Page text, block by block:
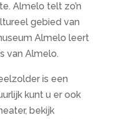
Almelo telt zo’n
gebied van
Almelo leert
van Almelo.
is een
kunt u er ook
bekijk